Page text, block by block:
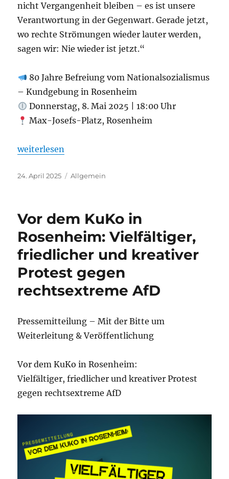
nicht Vergangenheit bleiben – es ist unsere
Verantwortung in der Gegenwart. Gerade jetzt,
wo rechte Strömungen wieder lauter werden,
sagen wir: Nie wieder ist jetzt.“
80 Jahre Befreiung vom Nationalsozialismus
– Kundgebung in Rosenheim
Donnerstag, 8. Mai 2025 | 18:00 Uhr
Max-Josefs-Platz, Rosenheim
„08.Mai: 80 Jahre Befreiung vom
weiterlesen
Veröffentlicht
24. April 2025 Kategorien
Allgemein
Vor dem KuKo in
Rosenheim: Vielfältiger,
friedlicher und kreativer
Protest gegen
rechtsextreme AfD
Pressemitteilung – Mit der Bitte um
Weiterleitung & Veröffentlichung
Vor dem KuKo in Rosenheim:
Vielfältiger, friedlicher und kreativer Protest
gegen rechtsextreme AfD